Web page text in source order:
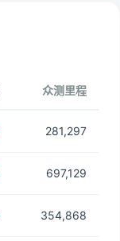
众测里程
281,297
697,129
354,868